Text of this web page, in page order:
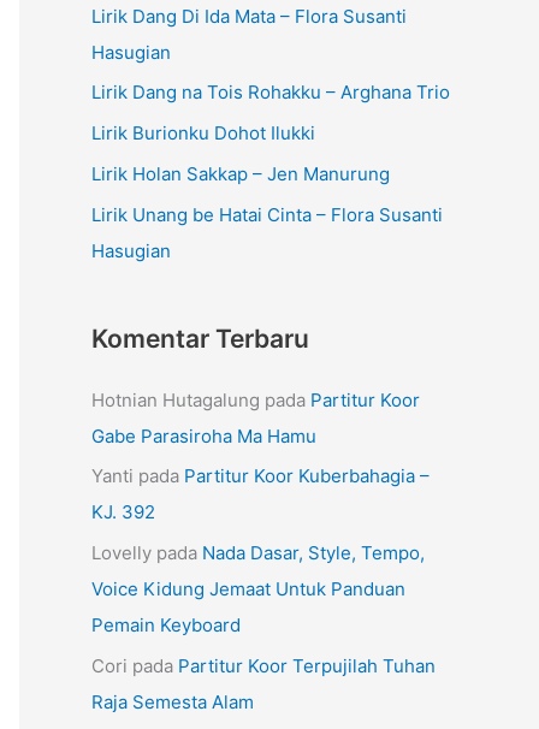
Lirik Dang Di Ida Mata – Flora Susanti
Hasugian
Lirik Dang na Tois Rohakku – Arghana Trio
Lirik Burionku Dohot Ilukki
Lirik Holan Sakkap – Jen Manurung
Lirik Unang be Hatai Cinta – Flora Susanti
Hasugian
Komentar Terbaru
Hotnian Hutagalung pada Partitur Koor
Gabe Parasiroha Ma Hamu
Yanti pada Partitur Koor Kuberbahagia –
KJ. 392
Lovelly pada Nada Dasar, Style, Tempo,
Voice Kidung Jemaat Untuk Panduan
Pemain Keyboard
Cori pada Partitur Koor Terpujilah Tuhan
Raja Semesta Alam